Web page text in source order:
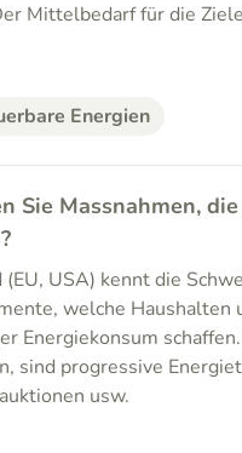
Mittelbedarf für die
Energien
Sie Massnahmen,
USA) kennt die
welche Haushalten
Energiekonsum
sind progressive
usw.